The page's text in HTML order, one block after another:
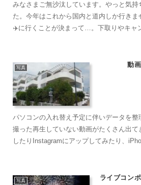
みなさまご無沙汰しています。やっと気持
た。今年はこれから国内と道内しか行き
✈️に行くことが決まって…。下取りやキャ
写真 動
パソコンの入れ替え予定に伴いデータを
撮った再生していない動画がたくさん出
したりInstagramにアップしてみたり、
写真 ライブコン